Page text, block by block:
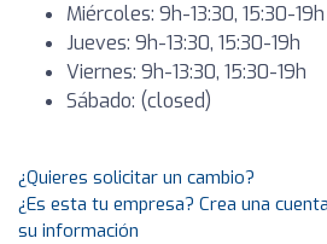
Miércoles: 9h-13:30, 15:30-19h
Jueves: 9h-13:30, 15:30-19h
Viernes: 9h-13:30, 15:30-19h
Sábado: (closed)
¿Quieres solicitar un cambio?
¿Es esta tu empresa? Crea una
su información